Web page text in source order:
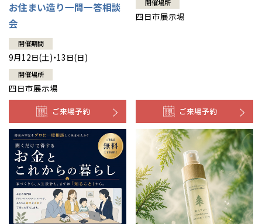
お住まい造り一問一答相談
会
開催期間
9月12日(土)・13日(日)
開催場所
四日市展示場
ご来場予約
開催場所
四日市展示場
ご来場予約